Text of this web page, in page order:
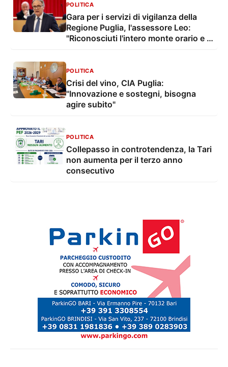
POLITICA
Gara per i servizi di vigilanza della
Regione Puglia, l'assessore Leo:
"Riconosciuti l'intero monte orario e il
POLITICA
Crisi del vino, CIA Puglia:
"Innovazione e sostegni, bisogna
agire subito"
POLITICA
Collepasso in controtendenza, la Tari
non aumenta per il terzo anno
consecutivo